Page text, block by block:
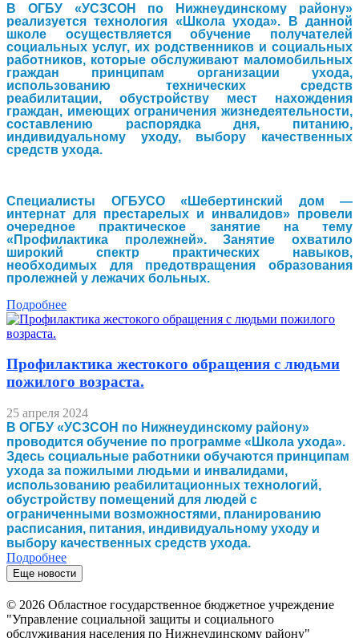
В ОГБУ «УСЗСОН по Нижнеудинскому району»
реализуется технология «Школа ухода». В данной
школе осуществляется обучение получателей
социальных услуг, их родственников и социальных
работников, которые обслуживают маломобильных
граждан принципам организации ухода,
использованию технических средств
реабилитации, обустройству мест нахождения
граждан, имеющих ограничения жизнедеятельности,
составлению распорядка дня, питанию,
индивидуальному уходу, выбору качественных
средств ухода.
Специалисты ОГБУСО «Шебертинский дом —
интернат для престарелых и инвалидов» провели
очередное практическое занятие на тему
«Профилактика пролежней». Занятие охватило
широкий спектр практических навыков,
необходимых для предотвращения образования
пролежней у лежачих больных.
Подробнее
Профилактика жестокого обращения с людьми
пожилого возраста.
25 апреля 2024
В ОГБУ «УСЗСОН по Нижнеудинскому району»
проводится обучение по программе «Школа ухода».
Здесь социальные работники обучаются принципам
ухода за пожилыми людьми и инвалидами,
использованию реабилитационных технологий,
обустройству помещений для людей с
ограниченными возможностями, планированию
расписания, питания, индивидуальному уходу и
выбору качественных средств ухода.
Подробнее
Еще новости
© 2026 Областное государственное бюджетное учреждение
"Управление социальной защиты и социального
обслуживания населения по Нижнеудинскому району"